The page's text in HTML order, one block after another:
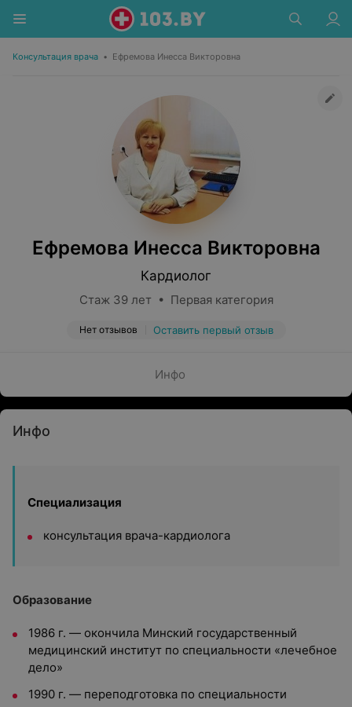
Консультация врача • Ефремова Инесса Викторовна
Ефремова Инесса Викторовна
Кардиолог
Стаж 39 лет • Первая категория
Нет отзывов Оставить первый отзыв
Инфо
Инфо
Специализация
консультация врача-кардиолога
Образование
1986 г. — окончила Минский государственный
медицинский институт по специальности «лечебное
дело»
1990 г. — переподготовка по специальности